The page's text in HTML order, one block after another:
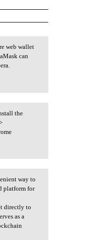
web wallet
can
the
way to
platform for
directly to
as a